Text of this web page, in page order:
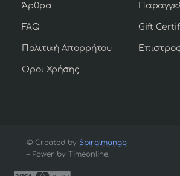
Άρθρα
FAQ
Πολιτική Απορρήτου
Όροι Χρήσης
Gift
© Created by Spiralmango
– Power by Timeonline.